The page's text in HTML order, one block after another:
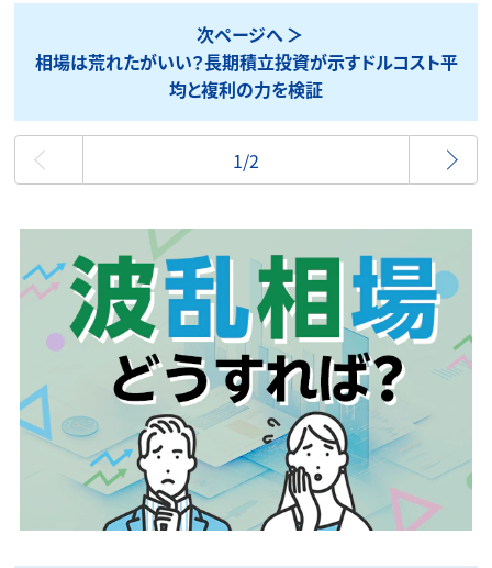
次ページへ
相場は荒れたがいい？長期積立投資が示すドルコスト平
均と複利の力を検証
最初
1/2